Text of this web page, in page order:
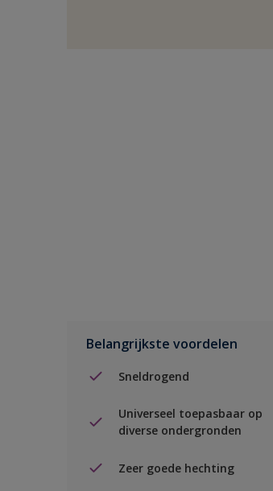
Belangrijkste voordelen
Sneldrogend
Universeel toepasbaar op
diverse ondergronden
Zeer goede hechting